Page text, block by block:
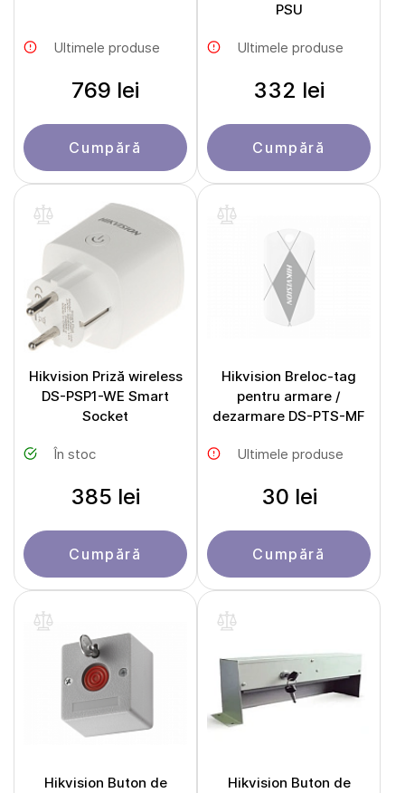
Ultimele produse
769 lei
Cumpără
PSU
Ultimele produse
332 lei
Cumpără
Hikvision Priză wireless
DS-PSP1-WE Smart
Socket
În stoc
385 lei
Cumpără
Hikvision Breloc-tag
pentru armare /
dezarmare DS-PTS-MF
Ultimele produse
30 lei
Cumpără
Hikvision Buton de
Hikvision Buton de